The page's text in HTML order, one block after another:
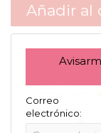
Añadir al
Correo
electrónico: